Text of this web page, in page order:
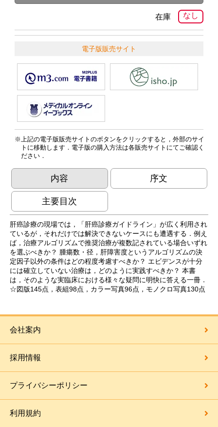
なし
在庫
電子版販売サイト
上記の電子版販売サイトのボタンをクリックすると，外部のサイ
トに移動します．電子版の購入方法は各販売サイトにてご確認く
ださい．
内容 序文
主要目次
肝癌診療の現場では，「肝癌診療ガイドライン」が広く利用され
ているが，それだけでは解決できないケースにも遭遇する．例え
ば，治療アルゴリズムで推奨治療が複数記されている場合いずれ
を選ぶべきか？ 腫瘍数・径，肝障害度というアルゴリズムの決
定因子以外の条件はどの程度考慮すべきか？ エビデンスが十分
には確立していない治療は，どのように実践すべきか？ 本書
は，そのような実臨床における様々な疑問に明快に答える一冊．
☆図版145点，表組98点，カラー写真96点，モノクロ写真130点
会社案内
採用情報
プライバシーポリシー
利用規約